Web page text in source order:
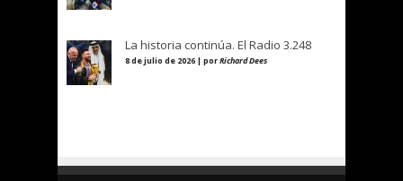
La historia continúa. El Radio 3.248
8 de julio de 2026 | porRichard Dees